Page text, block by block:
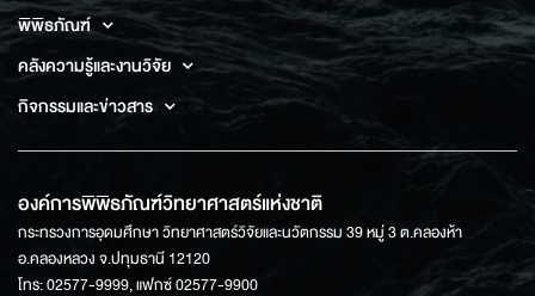
พิพิธภัณฑ์
คลังความรู้และงานวิจัย
กิจกรรมและข่าวสาร
องค์การพิพิธภัณฑ์วิทยาศาสตร์แห่งชาติ
กระทรวงการอุดมศึกษา วิทยาศาสตร์วิจัยและนวัตกรรม 39 หมู่ 3 ต.คลองห้า
อ.คลองหลวง จ.ปทุมธานี 12120
โทร: 02577-9999, แฟกซ์ 02577-9900